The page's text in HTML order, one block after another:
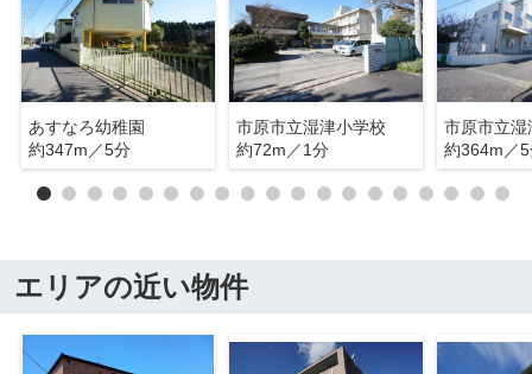
あすなろ幼稚園
約347m／5分
市原市立湿津小学校
約72m／1分
市原市立湿
約364m／
エリアの近い物件